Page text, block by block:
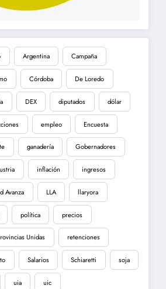
Argentina Campaña
Córdoba De Loredo
DEX diputados dólar
empleo Encuesta
ganadería Gobernadores
inflación ingresos
Avanza LLA llaryora
política precios
Unidas retenciones
Salarios Schiaretti soja
uia uic